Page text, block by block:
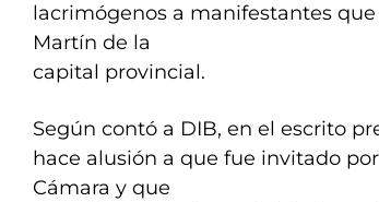
lacrimógenos a manifestantes
Martín de la
capital provincial.
Según contó a DIB, en el escrito
hace alusión a que fue invitado
Cámara y que